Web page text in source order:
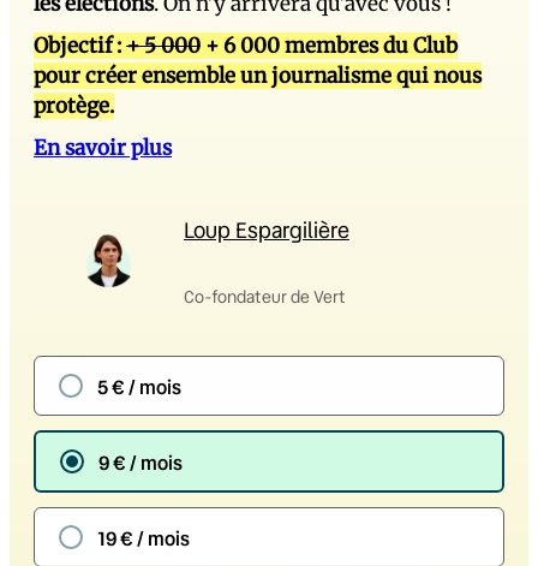
Objectif :+ 5 000 + 6 000 membres du Club
pour créer ensemble un journalisme qui nous
protège.
En savoir plus
Loup Espargilière
Co-fondateur de Vert
5 € / mois
9 € / mois
19 € / mois